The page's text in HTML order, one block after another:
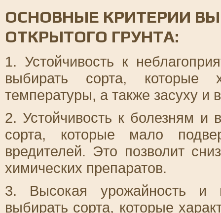
ОСНОВНЫЕ КРИТЕРИИ
ОТКРЫТОГО ГРУНТА:
1. Устойчивость к
выбирать сорта, которые
температуры, а также засуху и
2. Устойчивость к болезням и
сорта, которые мало
вредителей. Это позволит
химических препаратов.
3. Высокая урожайность и
выбирать сорта, которые